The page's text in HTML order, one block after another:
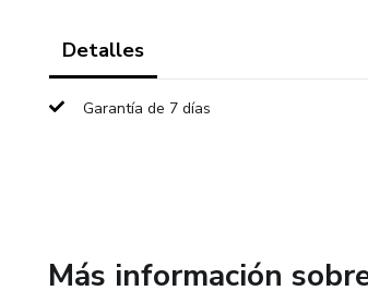
Detalles
Garantía de 7 días
Más información